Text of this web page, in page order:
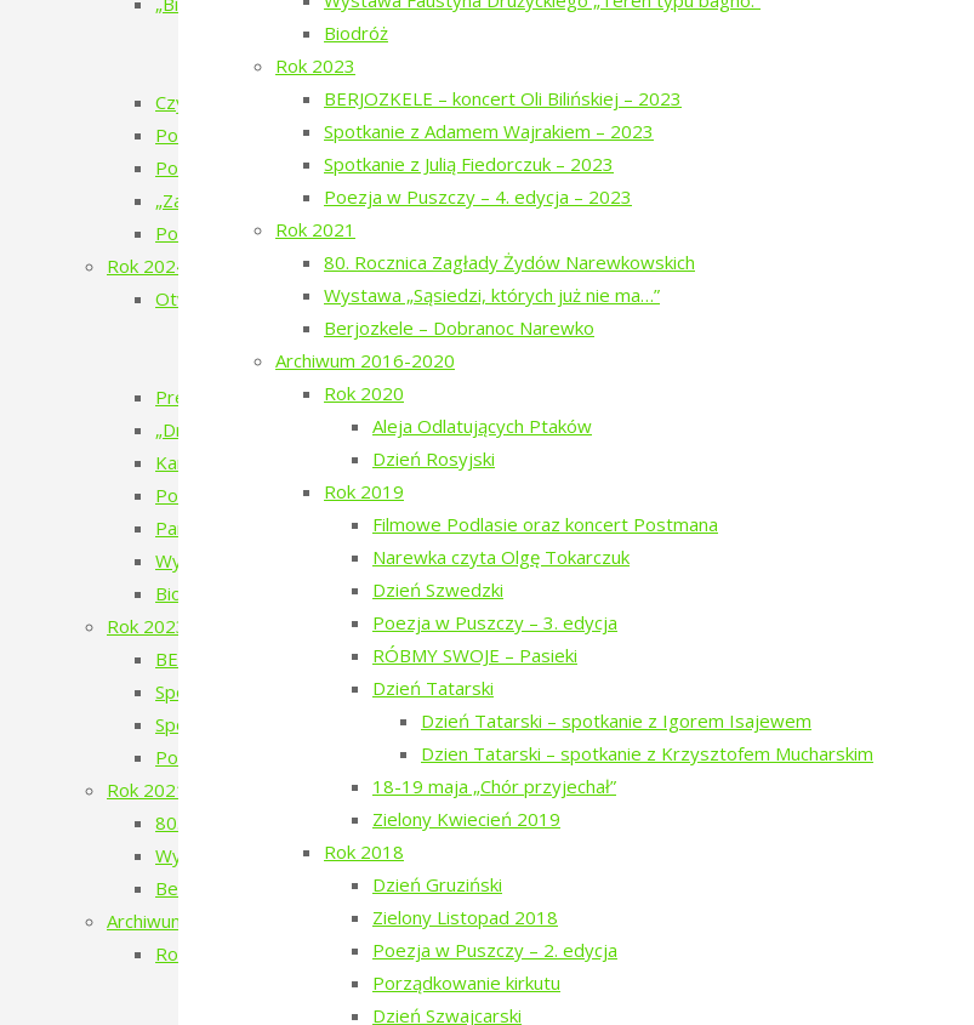
Biodróż
Rok 2023
BERJOZKELE – koncert Oli Bilińskiej – 2023
Spotkanie z Adamem Wajrakiem – 2023
Spotkanie z Julią Fiedorczuk – 2023
Poezja w Puszczy – 4. edycja – 2023
Rok 2021
80. Rocznica Zagłady Żydów Narewkowskich
Wystawa „Sąsiedzi, których już nie ma…”
Berjozkele – Dobranoc Narewko
Archiwum 2016-2020
Rok 2020
Aleja Odlatujących Ptaków
Dzień Rosyjski
Rok 2019
Filmowe Podlasie oraz koncert Postmana
Narewka czyta Olgę Tokarczuk
Dzień Szwedzki
Poezja w Puszczy – 3. edycja
RÓBMY SWOJE – Pasieki
Dzień Tatarski
Dzień Tatarski – spotkanie z Igorem Isajewem
Dzien Tatarski – spotkanie z Krzysztofem Mucharskim
18-19 maja „Chór przyjechał”
Zielony Kwiecień 2019
Rok 2018
Dzień Gruziński
Zielony Listopad 2018
Poezja w Puszczy – 2. edycja
Porządkowanie kirkutu
Dzień Szwajcarski
„Bieżeństwo 1915” – przygotowania do spektaklu
„Bieżeństwo 1915” – premiera spektaklu
Czytanie Puszczy – cykl filmów
Pokaz filmu „Bieżeńcy 1915-1922” i spacer z Teatrem Chodzonym
Poezja w Puszczy – 6. edycja – 2025
„Zatrzymać ulotne” – warsztaty pracy twórczej z pamięcią
Pokaz filmu „Doktor” Beaty Hyży-Czołpińskiej
Rok 2024
Otwarcie wystawy – Bieżeństwo 1915
Bieżeństwo – zapomniane uchodźstwo
Bezhenstvo – the exile / Бежанства
Premiera książki poetyckiej Julii Fiedorczuk „Glif”
„Drobny kruchy człowiek”
Kamienie musiały polecieć – spotkanie z Anetą Prymaką
Poezja w Puszczy – 5. edycja – 2024
Pan Les
Wystawa Faustyna Drużyckiego „Teren typu bagno.”
Biodróż
Rok 2023
BERJOZKELE – koncert Oli Bilińskiej – 2023
Spotkanie z Adamem Wajrakiem – 2023
Spotkanie z Julią Fiedorczuk – 2023
Poezja w Puszczy – 4. edycja – 2023
Rok 2021
80. Rocznica Zagłady Żydów Narewkowskich
Wystawa „Sąsiedzi, których już nie ma…”
Berjozkele – Dobranoc Narewko
Archiwum 2016-2020
Rok 2020
Aleja Odlatujących Ptaków